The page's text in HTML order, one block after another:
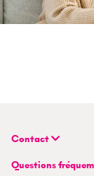
Contact
BETTERHOMES
Questions